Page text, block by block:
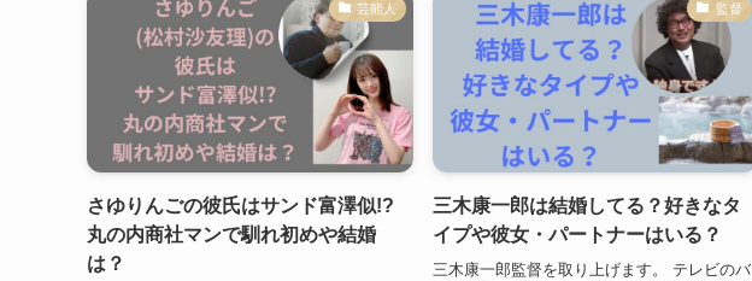
芸能人
さゆりんごの彼氏はサンド富澤似!?
丸の内商社マンで馴れ初めや結婚
は？
監督
三木康一郎は結婚してる？好きなタ
イプや彼女・パートナーはいる？
三木康一郎監督を取り上げます。 テレビのバ